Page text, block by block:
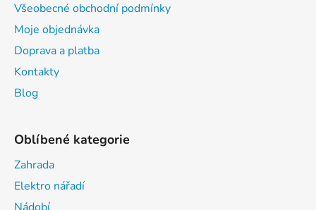
Všeobecné obchodní podmínky
Moje objednávka
Doprava a platba
Kontakty
Blog
Oblíbené kategorie
Zahrada
Elektro nářadí